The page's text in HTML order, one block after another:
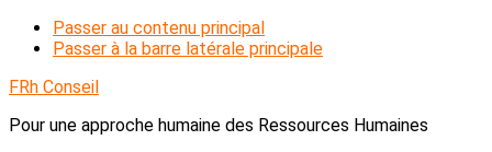
Passer au contenu principal
Passer à la barre latérale principale
FRh Conseil
Pour une approche humaine des Ressources Humaines